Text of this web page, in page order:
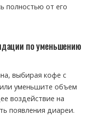
полностью от его
по уменьшению
выбирая кофе с
уменьшите объем
воздействие на
появления диареи.